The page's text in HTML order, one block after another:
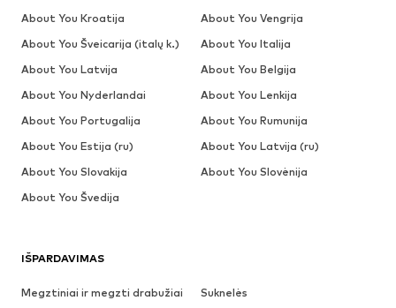
IŠPARDAVIMAS
Megztiniai ir megzti drabužiai
Suknelės
About You Kroatija
About You Vengrija
About You Šveicarija (italų k.)
About You Italija
About You Latvija
About You Belgija
About You Nyderlandai
About You Lenkija
About You Portugalija
About You Rumunija
About You Estija (ru)
About You Latvija (ru)
About You Slovakija
About You Slovėnija
About You Švedija